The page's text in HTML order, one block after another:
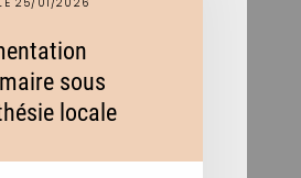
sous
locale